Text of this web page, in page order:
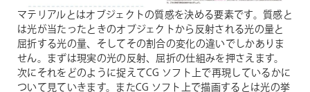
マテリアルとはオブジェクトの質感を決める要素です。質感と
は光が当たったときのオブジェクトから反射される光の量と
屈折する光の量、そしてその割合の変化の違いでしかありま
せん。まずは現実の光の反射、屈折の仕組みを押さえます。
次にそれをどのように捉えてCG ソフト上で再現しているかに
ついて見ていきます。またCG ソフト上で描画するとは光の挙